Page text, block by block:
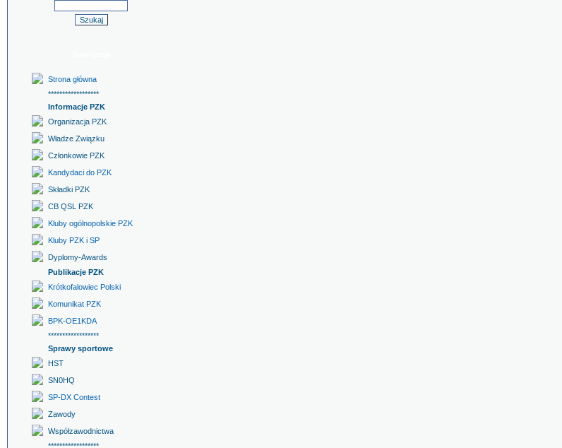
Strona główna
******************
Informacje PZK
Organizacja PZK
Władze Związku
Członkowie PZK
Kandydaci do PZK
Składki PZK
CB QSL PZK
Kluby ogólnopolskie PZK
Kluby PZK i SP
Dyplomy-Awards
Publikacje PZK
Krótkofalowiec Polski
Komunikat PZK
BPK-OE1KDA
******************
Sprawy sportowe
HST
SN0HQ
SP-DX Contest
Zawody
Współzawodnictwa
******************